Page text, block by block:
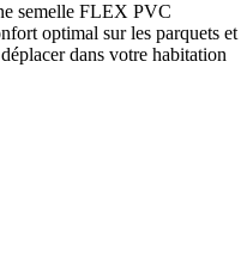
semelle FLEX PVC
optimal sur les parquets et
dans votre habitation